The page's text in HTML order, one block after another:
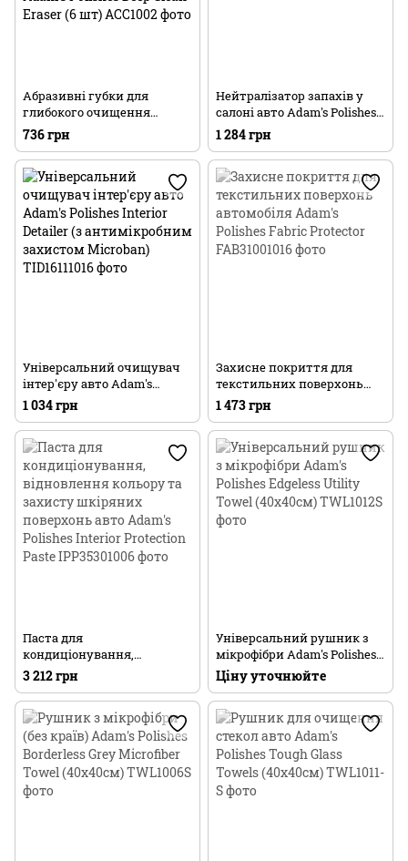
Абразивні губки для
глибокого очищення
вінілових, шкіряних і
текстурованих
пластикових поверхонь
Adam's Polishes Deep Clean
Eraser (6 шт)
736 грн
Нейтралізатор запахів у
салоні авто Adam's Polishes
Odor Neutralizer
1 284 грн
Універсальний очищувач
інтер'єру авто Adam's
Polishes Interior Detailer (з
антимікробним захистом
Microban)
1 034 грн
Захисне покриття для
текстильних поверхонь
автомобіля Adam's Polishes
Fabric Protector
1 473 грн
Паста для
кондиціонування,
відновлення кольору та
захисту шкіряних
поверхонь авто Adam's
Polishes Interior Protection
Paste
3 212 грн
Універсальний рушник з
мікрофібри Adam's Polishes
Edgeless Utility Towel
(40х40см)
Ціну уточнюйте